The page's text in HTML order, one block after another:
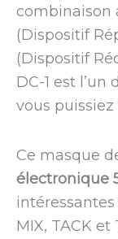
combinaison
(Dispositif
(Dispositif
DC-1 est
vous
Ce masque
électronique
MIX, TACK et